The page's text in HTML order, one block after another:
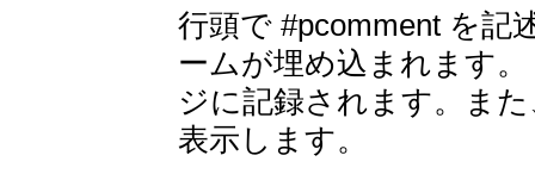
行頭で #pcomment を記
ームが埋め込まれます
ジに記録されます。ま
表示します。